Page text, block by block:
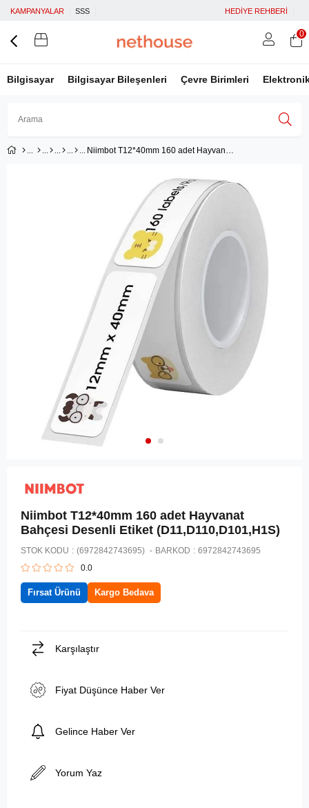
KAMPANYALAR SSS HEDİYE REHBERİ
Bilgisayar Bilgisayar Bileşenleri Çevre Birimleri
Facebook İle Bağlan
Google İle Bağlan
0
Niimbot T12*40mm 160 adet Hayvanat Bahçesi Desenli Etiket (D11,D110,D101,H1S)
Niimbot T12*40mm 160 adet Hayvanat
Bahçesi Desenli Etiket (D11,D110,D101,H1S)
STOK KODU (6972842743695) BARKOD : 6972842743695
0.0
Fırsat Ürünü Kargo Bedava
Karşılaştır
Fiyat Düşünce Haber Ver
Gelince Haber Ver
Yorum Yaz